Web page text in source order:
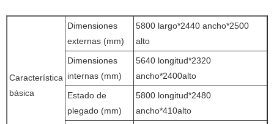
Característica
básica
Dimensiones
externas (mm)
5800 largo*2440 ancho*2500
alto
Dimensiones
internas (mm)
5640 longitud*2320
ancho*2400alto
Estado de
plegado (mm)
5800 longitud*2480
ancho*410alto